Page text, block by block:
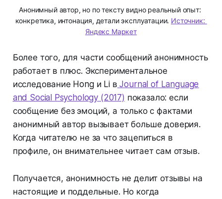
Анонимный автор, но по тексту видно реальный опыт:
конкретика, интонация, детали эксплуатации. Источник:
Яндекс Маркет
Более того, для части сообщений анонимность
работает в плюс. Экспериментальное
исследование Hong и Li в Journal of Language
and Social Psychology (2017) показало: если
сообщение без эмоций, а только с фактами
анонимный автор вызывает больше доверия.
Когда читателю не за что зацепиться в
профиле, он внимательнее читает сам отзыв.
Получается, анонимность не делит отзывы на
настоящие и поддельные. Но когда